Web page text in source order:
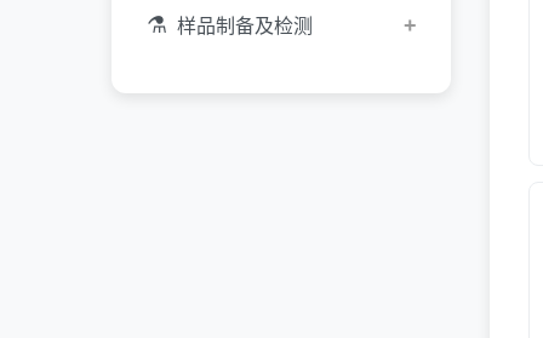
⚗️ 样品制备及检测 +